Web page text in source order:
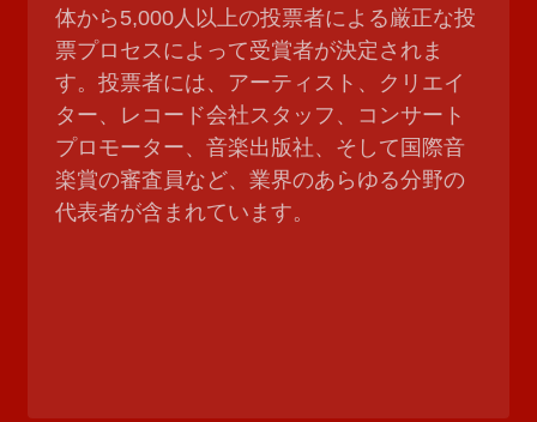
体から5,000人以上の投票者による厳正な投
票プロセスによって受賞者が決定されま
す。投票者には、アーティスト、クリエイ
ター、レコード会社スタッフ、コンサート
プロモーター、音楽出版社、そして国際音
楽賞の審査員など、業界のあらゆる分野の
代表者が含まれています。